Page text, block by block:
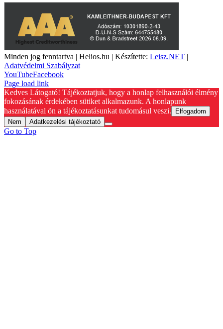
Minden jog fenntartva | Helios.hu | Készítette: Leisz.NET |
Adatvédelmi Szabályzat
YouTubeFacebook
Page load link
Kedves Látogató! Tájékoztatjuk, hogy a honlap felhasználói élmény
fokozásának érdekében sütiket alkalmazunk. A honlapunk
használatával ön a tájékoztatásunkat tudomásul veszi.
Elfogadom
Nem
Adatkezelési tájékoztató
Go to Top